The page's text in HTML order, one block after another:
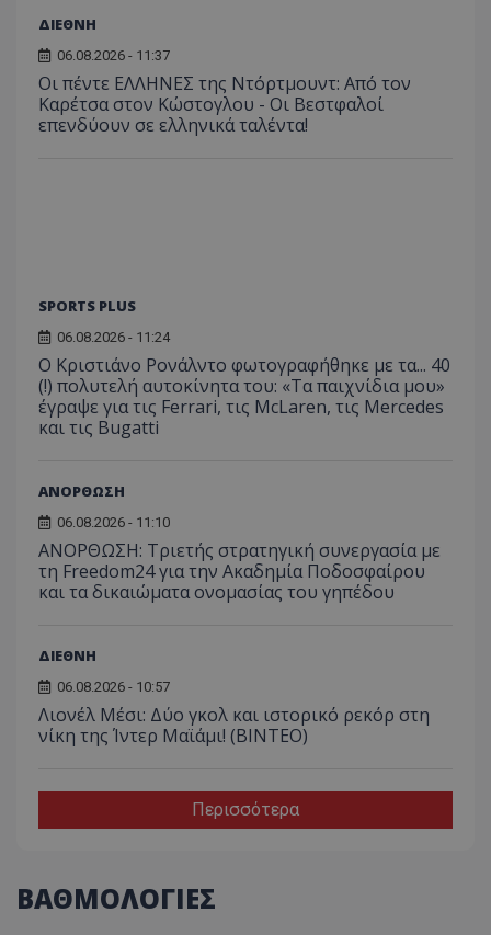
ΔΙΕΘΝΗ
06.08.2026 - 11:37
Οι πέντε ΕΛΛΗΝΕΣ της Ντόρτμουντ: Από τον
Καρέτσα στον Κώστογλου - Οι Βεστφαλοί
επενδύουν σε ελληνικά ταλέντα!
SPORTS PLUS
06.08.2026 - 11:24
Ο Κριστιάνο Ρονάλντο φωτογραφήθηκε με τα... 40
(!) πολυτελή αυτοκίνητα του: «Τα παιχνίδια μου»
έγραψε για τις Ferrari, τις McLaren, τις Mercedes
και τις Bugatti
ΑΝΟΡΘΩΣΗ
06.08.2026 - 11:10
ΑΝΟΡΘΩΣΗ: Τριετής στρατηγική συνεργασία με
τη Freedom24 για την Ακαδημία Ποδοσφαίρου
και τα δικαιώματα ονομασίας του γηπέδου
ΔΙΕΘΝΗ
06.08.2026 - 10:57
Λιονέλ Μέσι: Δύο γκολ και ιστορικό ρεκόρ στη
νίκη της Ίντερ Μαϊάμι! (ΒΙΝΤΕΟ)
Περισσότερα
ΒΑΘΜΟΛΟΓΙΕΣ